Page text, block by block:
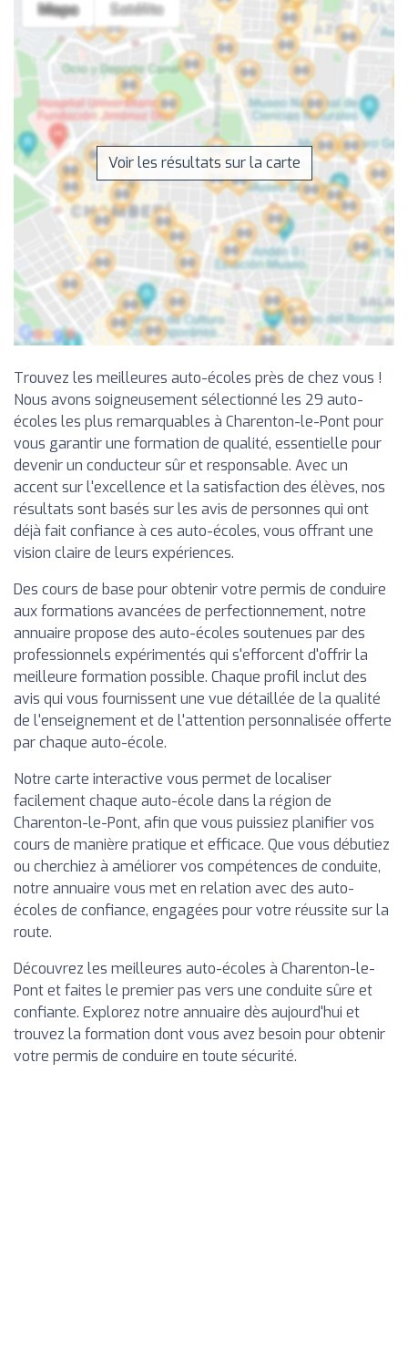
Voir les résultats sur la carte
Trouvez les meilleures auto-écoles près de chez vous !
Nous avons soigneusement sélectionné les 29 auto-
écoles les plus remarquables à Charenton-le-Pont pour
vous garantir une formation de qualité, essentielle pour
devenir un conducteur sûr et responsable. Avec un
accent sur l'excellence et la satisfaction des élèves, nos
résultats sont basés sur les avis de personnes qui ont
déjà fait confiance à ces auto-écoles, vous offrant une
vision claire de leurs expériences.
Des cours de base pour obtenir votre permis de conduire
aux formations avancées de perfectionnement, notre
annuaire propose des auto-écoles soutenues par des
professionnels expérimentés qui s'efforcent d'offrir la
meilleure formation possible. Chaque profil inclut des
avis qui vous fournissent une vue détaillée de la qualité
de l'enseignement et de l'attention personnalisée offerte
par chaque auto-école.
Notre carte interactive vous permet de localiser
facilement chaque auto-école dans la région de
Charenton-le-Pont, afin que vous puissiez planifier vos
cours de manière pratique et efficace. Que vous débutiez
ou cherchiez à améliorer vos compétences de conduite,
notre annuaire vous met en relation avec des auto-
écoles de confiance, engagées pour votre réussite sur la
route.
Découvrez les meilleures auto-écoles à Charenton-le-
Pont et faites le premier pas vers une conduite sûre et
confiante. Explorez notre annuaire dès aujourd'hui et
trouvez la formation dont vous avez besoin pour obtenir
votre permis de conduire en toute sécurité.